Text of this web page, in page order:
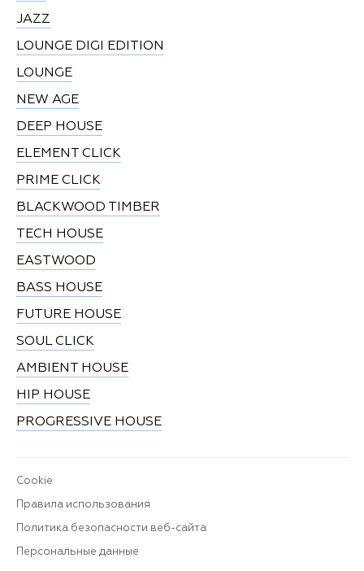
JAZZ
LOUNGE DIGI EDITION
LOUNGE
NEW AGE
DEEP HOUSE
ELEMENT CLICK
PRIME CLICK
BLACKWOOD TIMBER
TECH HOUSE
EASTWOOD
BASS HOUSE
FUTURE HOUSE
SOUL CLICK
AMBIENT HOUSE
HIP HOUSE
PROGRESSIVE HOUSE
Cookie
Правила использования
Политика безопасности веб-сайта
Персональные данные